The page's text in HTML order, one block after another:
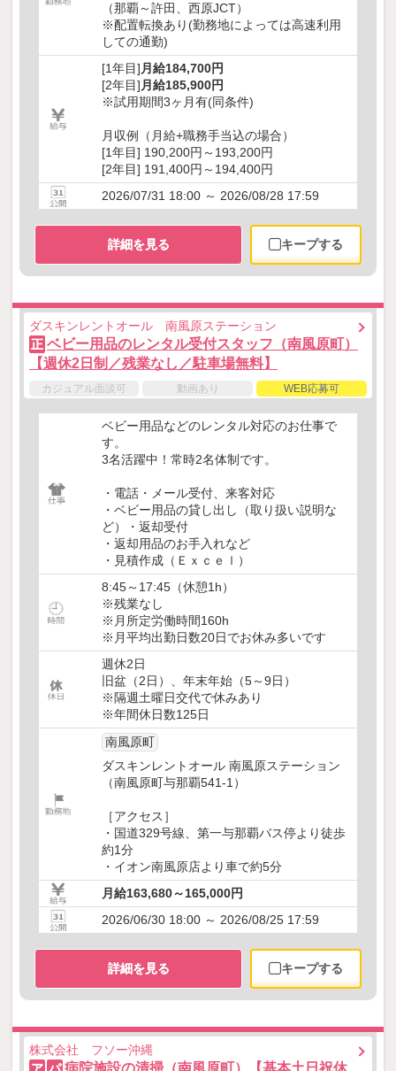
（那覇～許田、西原JCT）
※配置転換あり(勤務地によっては高速利用
しての通勤)
[1年目] 月給184,700円
[2年目] 月給185,900円
※試用期間3ヶ月有(同条件)
月収例（月給+職務手当込の場合）
[1年目] 190,200円～193,200円
[2年目] 191,400円～194,400円
2026/07/31 18:00 ～ 2026/08/28 17:59
詳細を見る キープする
ダスキンレントオール 南風原ステーション
正 ベビー用品のレンタル受付スタッフ（南風原町）
【週休2日制／残業なし／駐車場無料】
カジュアル面談可 動画あり WEB応募可
ベビー用品などのレンタル対応のお仕事で
す。
3名活躍中！常時2名体制です。
・電話・メール受付、来客対応
・ベビー用品の貸し出し（取り扱い説明な
ど）・返却受付
・返却用品のお手入れなど
・見積作成（Ｅｘｃｅｌ）
8:45～17:45（休憩1h）
※残業なし
※月所定労働時間160h
※月平均出勤日数20日でお休み多いです
週休2日
旧盆（2日）、年末年始（5～9日）
※隔週土曜日交代で休みあり
※年間休日数125日
南風原町
ダスキンレントオール 南風原ステーション
（南風原町与那覇541-1）
［アクセス］
・国道329号線、第一与那覇バス停より徒歩
約1分
・イオン南風原店より車で約5分
月給163,680～165,000円
2026/06/30 18:00 ～ 2026/08/25 17:59
詳細を見る キープする
株式会社 フソー沖縄
病院施設の清掃（南風原町）【基本土日祝休